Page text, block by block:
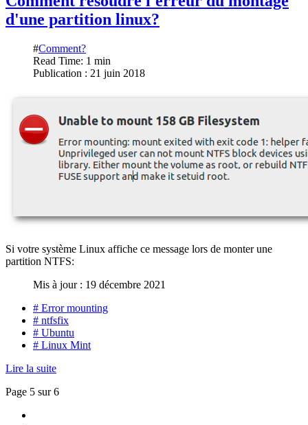
d'une partition linux?
#Comment?
Read Time: 1 min
Publication : 21 juin 2018
Si votre système Linux affiche ce message lors de monter une
partition NTFS:
Mis à jour : 19 décembre 2021
# Error mounting
# ntfsfix
# Ubuntu
# Linux Mint
Lire la suite
Page 5 sur 6